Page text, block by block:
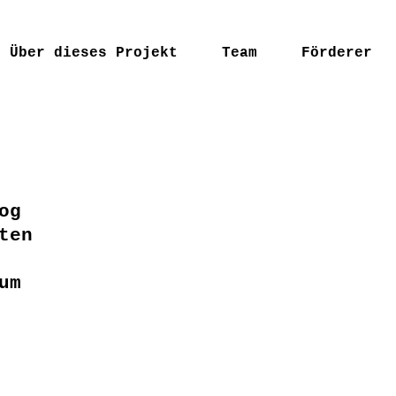
Über dieses Projekt Team Förderer